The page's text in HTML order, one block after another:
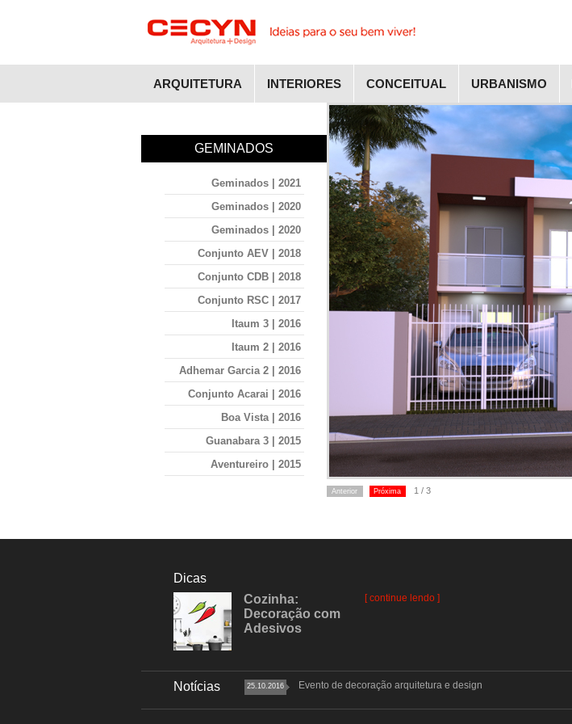
ARQUITETURA INTERIORES CONCEITUAL URBANISMO
GEMINADOS
Geminados | 2021
Geminados | 2020
Geminados | 2020
Conjunto AEV | 2018
Conjunto CDB | 2018
Conjunto RSC | 2017
Itaum 3 | 2016
Itaum 2 | 2016
Adhemar Garcia 2 | 2016
Conjunto Acarai | 2016
Boa Vista | 2016
Guanabara 3 | 2015
Aventureiro | 2015
Paranaguamirim 2 | 2015
Paranaguamirim | 2015
Guanabara 1 | 2014
Guanabara 2 | 2014
Floresta | 2014
Vila Flor | 2014
Anterior Próxima 1 / 3
Dicas
Cozinha:
Decoração com
Adesivos
[ continue lendo ]
Notícias 25.10.2016 Evento de decoração arquitetura e design